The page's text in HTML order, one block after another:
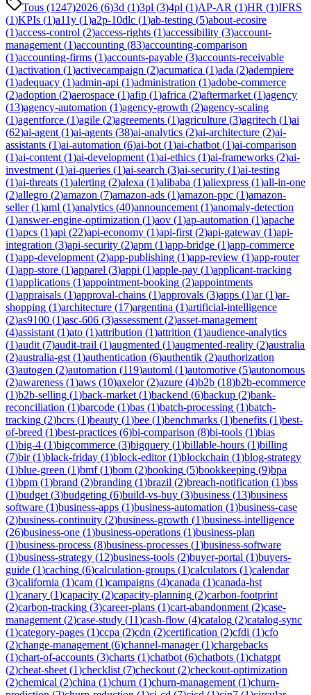
Tous (1247)2026 (6)3d (1)3pl (3)4pl (1)AP-AR (1)HR (1)IFRS
(1)KPIs (1)a11y (1)a2p-10dlc (1)ab-testing (5)about-ecosire
(1)access-control (2)access-rights (1)accessibility (3)account-
management (1)accounting (83)accounting-comparison
(1)accounting-firms (1)accounts-payable (3)accounts-receivable
(1)activation (1)activecampaign (2)acumatica (1)ada (2)adempiere
(1)adequacy (1)admin-api (1)administration (1)adobe-commerce
(2)adoption (2)aerospace (1)afip (1)africa (2)aftermarket (1)agency
(13)agency-automation (1)agency-growth (2)agency-scaling
(1)agentforce (1)agile (2)agreements (1)agriculture (3)agritech (1)ai
(62)ai-agent (1)ai-agents (38)ai-analytics (2)ai-architecture (2)ai-
assistants (1)ai-automation (6)ai-bot (1)ai-chatbot (1)ai-comparison
(1)ai-content (1)ai-development (1)ai-ethics (1)ai-frameworks (2)ai-
investment (1)ai-queries (1)ai-search (3)ai-security (1)ai-testing
(1)ai-threats (1)alerting (2)alexa (1)alibaba (1)aliexpress (1)all-in-one
(2)allegro (2)amazon (7)amazon-ads (1)amazon-ppc (1)amazon-
seller(1)aml (1)analytics (40)announcement (1)anomaly-detection
(1)answer-engine-optimization (1)aov (1)ap-automation (1)apache
(1)apcs (1)api (22)api-economy (1)api-first (2)api-gateway (1)api-
integration (3)api-security (2)apm (1)app-bridge (1)app-commerce
(1)app-development (2)app-publishing (1)app-review (1)app-router
(1)app-store (1)apparel (3)appi (1)apple-pay (1)applicant-tracking
(1)applications (1)appointment-booking (2)appointments
(1)appraisals (1)approval-chains (1)approvals (3)apps (1)ar(1)ar-
shopping (1)architecture (17)argentina (1)artificial-intelligence
(2)as9100 (1)asc-606 (3)assessment (2)asset-management
(4)assistant (1)ato (1)attribution (1)attrition (1)audience-analytics
(1)audit (7)audit-trail (1)augmented (1)augmented-reality (2)australia
(2)australia-gst (1)authentication (6)authentik (2)authorization
(3)autogen (2)automation (119)automl (1)automotive (5)autonomous
(2)awareness (1)aws (10)axelor(2)azure (4)b2b (18)b2b-ecommerce
(1)b2b-selling (1)back-market (1)backend (6)backup (2)bank-
reconciliation (1)barcode (1)bas (1)batch-processing (1)batch-
tracking (2)bcrs (1)beauty (1)bee (1)benchmarks (1)benefits (1)best-
of-breed (1)best-practices (6)bi-comparison (8)bi-tools (1)bias
(1)big-4 (1)bigcommerce (3)bigquery (1)billable-hours (1)billing
(7)bir(1)black-friday (1)block-editor(1)blockchain (1)blog-strategy
(1)blue-green (1)bmf(1)bom (2)booking (5)bookkeeping (9)bpa
(1)bpm (1)brand (2)branding (1)brazil (2)breach-notification (1)bss
(1)budget (3)budgeting (6)build-vs-buy (3)business (13)business
software (1)business-apps (1)business-automation (1)business-case
(2)business-continuity (2)business-growth (1)business-intelligence
(26)business-one (1)business-operations (1)business-plan
(1)business-process (8)business-processes (1)business-software
(1)business-strategy (12)business-tools (2)buyer-portal (1)buyers-
guide (1)caching (6)calculation-groups (1)calculators (1)calendar
(3)california (1)cam (1)campaigns (4)canada (1)canada-hst
(1)canary (1)capacity (2)capacity-planning (2)carbon-footprint
(2)carbon-tracking (3)career-plans (1)cart-abandonment (2)case-
management (2)case-study (11)cash-flow (4)catalog (2)catalog-sync
(1)category-pages (1)ccpa (2)cdn (2)certification (2)cfdi (1)cfo
(2)change-management (6)channel-manager(1)chargebacks
(1)chart-of-accounts (3)charts (1)chatbot (6)chatbots (1)chatgpt
(2)cheat-sheet (1)checklist (7)checkout (2)checkout-optimization
(2)chemical (2)china (1)churn (1)churn-management (1)churn-